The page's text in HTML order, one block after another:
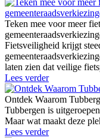
Teken mee voor meer
Fietsveiligheid krijgt
laten zien dat veilige
Lees verder
Ontdek Waarom
Tubbergen is
Maar wat maakt deze
Lees verder